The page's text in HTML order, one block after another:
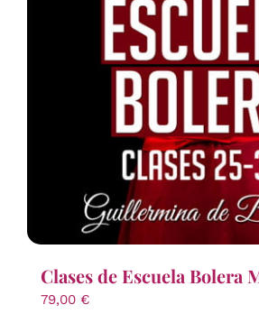
Clases de Escuela Bolera
79,00 €